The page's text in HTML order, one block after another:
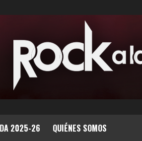
2025-26 QUIÉNES SOMOS